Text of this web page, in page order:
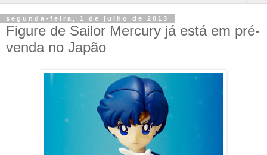
segunda-feira, 1 de julho de 2013
Figure de Sailor Mercury já está em pré-
venda no Japão